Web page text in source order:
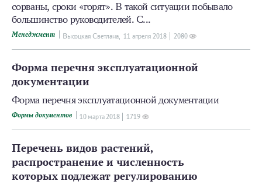
сорваны, сроки «горят». В такой ситуации побывало
большинство руководителей. С...
Менеджмент Высоцкая Светлана, 11 апреля 2018 2080
Форма перечня эксплуатационной
документации
Форма перечня эксплуатационной документации
Формы документов 10 мартa 2018 1719
Перечень видов растений,
распространение и численность
которых подлежат регулированию